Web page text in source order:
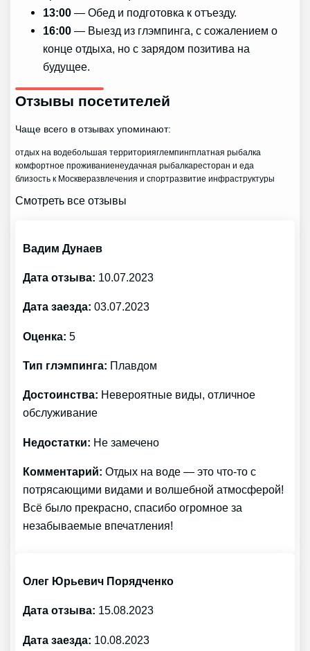
13:00 — Обед и подготовка к отъезду.
16:00 — Выезд из глэмпинга, с сожалением о
конце отдыха, но с зарядом позитива на
будущее.
Отзывы посетителей
Чаще всего в отзывах упоминают:
отдых на водебольшая территорияглемпингплатная рыбалка
комфортное проживаниенеудачная рыбалкаресторан и еда
близость к Москверазвлечения и спортразвитие инфраструктуры
Смотреть все отзывы
Вадим Дунаев
Дата отзыва: 10.07.2023
Дата заезда: 03.07.2023
Оценка: 5
Тип глэмпинга: Плавдом
Достоинства: Невероятные виды, отличное
обслуживание
Недостатки: Не замечено
Комментарий: Отдых на воде — это что-то с
потрясающими видами и волшебной атмосферой!
Всё было прекрасно, спасибо огромное за
незабываемые впечатления!
Олег Юрьевич Порядченко
Дата отзыва: 15.08.2023
Дата заезда: 10.08.2023